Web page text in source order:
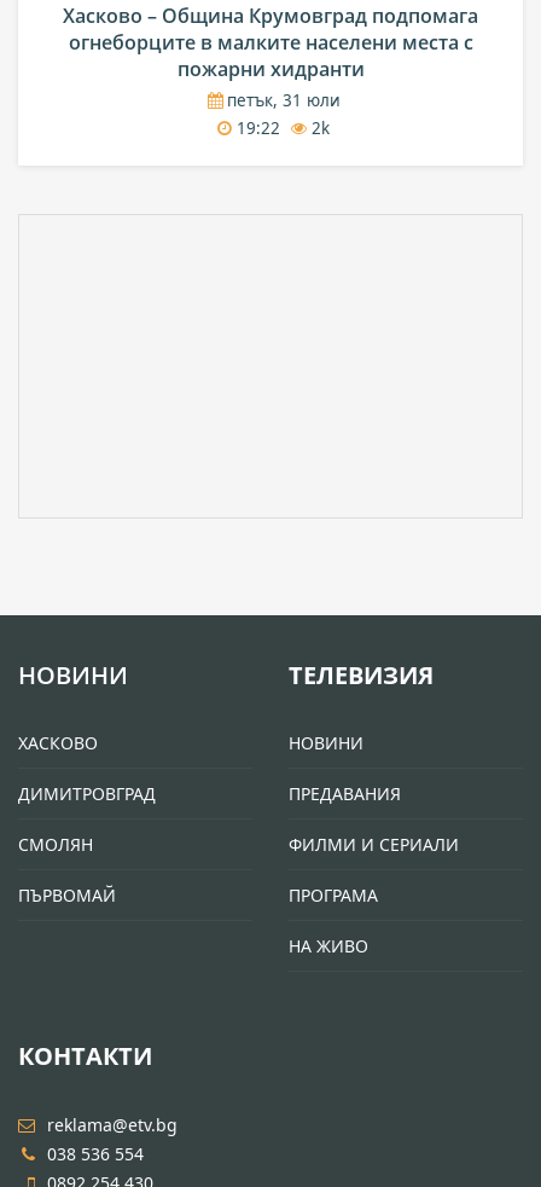
Хасково – Община Крумовград подпомага
огнеборците в малките населени места с
пожарни хидранти
петък, 31 юли
19:22
2k
НОВИНИ
ХАСКОВО
ДИМИТРОВГРАД
СМОЛЯН
ПЪРВОМАЙ
ТЕЛЕВИЗИЯ
НОВИНИ
ПРЕДАВАНИЯ
ФИЛМИ И СЕРИАЛИ
ПРОГРАМА
НА ЖИВО
КОНТАКТИ
reklama@etv.bg
038 536 554